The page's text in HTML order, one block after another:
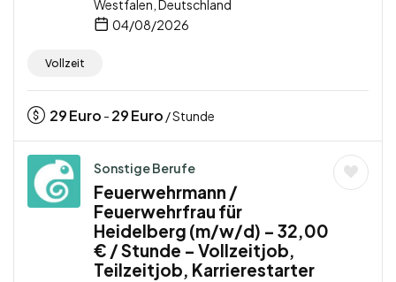
Westfalen, Deutschland
04/08/2026
Vollzeit
29Euro - 29Euro / Stunde
Sonstige Berufe
Feuerwehrmann /
Feuerwehrfrau für
Heidelberg (m/w/d) – 32,00
€ / Stunde – Vollzeitjob,
Teilzeitjob, Karrierestarter